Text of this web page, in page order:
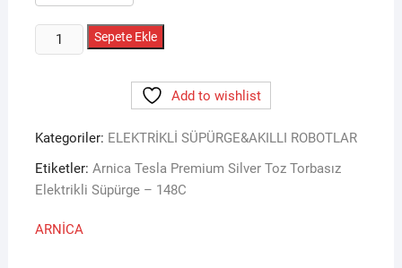
ARNİCA
148C
ELEKTRİKLİ
SÜPÜRGE
adet
Sepete Ekle
Add to wishlist
Kategoriler: ELEKTRİKLİ SÜPÜRGE&AKILLI ROBOTLAR
Etiketler: Arnica Tesla Premium Silver Toz Torbasız
Elektrikli Süpürge – 148C
ARNİCA